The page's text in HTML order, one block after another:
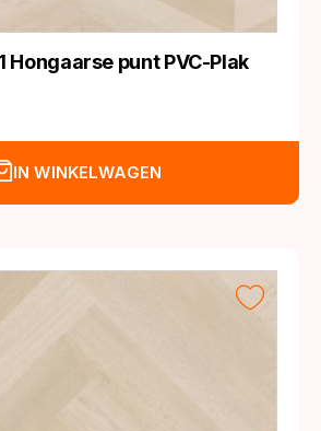
Hongaarse punt PVC-Plak
IN WINKELWAGEN